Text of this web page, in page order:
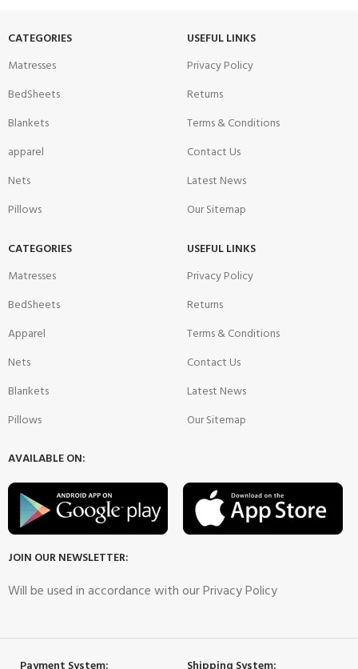
CATEGORIES
Matresses
BedSheets
Blankets
apparel
Nets
Pillows
USEFUL LINKS
Privacy Policy
Returns
Terms & Conditions
Contact Us
Latest News
Our Sitemap
CATEGORIES
Matresses
BedSheets
Apparel
Nets
Blankets
Pillows
USEFUL LINKS
Privacy Policy
Returns
Terms & Conditions
Contact Us
Latest News
Our Sitemap
AVAILABLE ON:
JOIN OUR NEWSLETTER:
Will be used in accordance with our Privacy Policy